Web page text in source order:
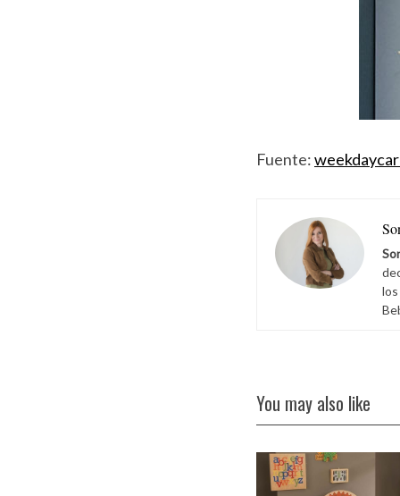
Fuente:
You may also like